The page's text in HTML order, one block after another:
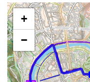
+
−